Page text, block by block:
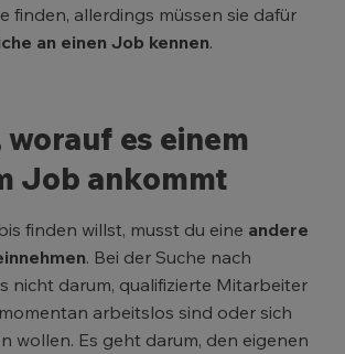
finden, allerdings müssen sie dafür
an einen Job kennen.
worauf es einem
Job ankommt
finden willst, musst du eine andere
. Bei der Suche nach
nicht darum, qualifizierte Mitarbeiter
arbeitslos sind oder sich
wollen. Es geht darum, den eigenen